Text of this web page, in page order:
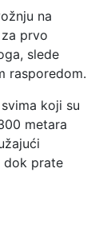
na
prvo
slede
rasporedom.
koji su
metara
dok prate